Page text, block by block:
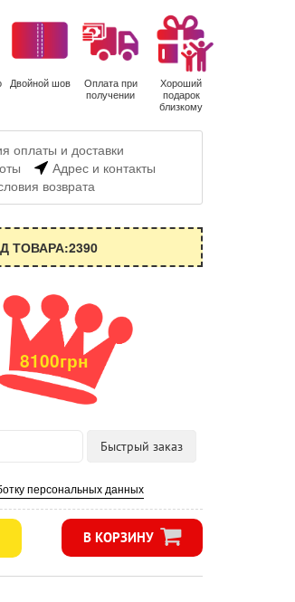
Двойной шов
Оплата при
получении
Хороший
подарок
близкому
оплаты и доставки
Адрес и контакты
возврата
ТОВАРА:2390
8100грн
персональных данных
В КОРЗИНУ